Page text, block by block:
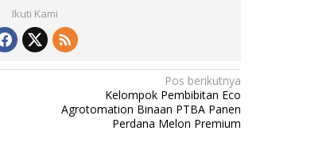
Ikuti Kami
Pos berikutnya
Kelompok Pembibitan Eco
Agrotomation Binaan PTBA Panen
Perdana Melon Premium